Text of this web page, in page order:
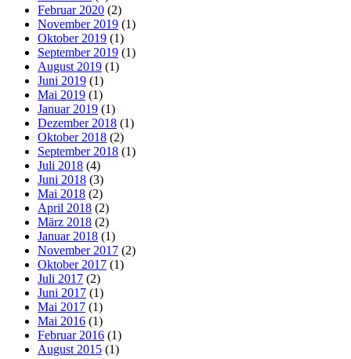
Februar 2020 (2)
November 2019 (1)
Oktober 2019 (1)
September 2019 (1)
August 2019 (1)
Juni 2019 (1)
Mai 2019 (1)
Januar 2019 (1)
Dezember 2018 (1)
Oktober 2018 (2)
September 2018 (1)
Juli 2018 (4)
Juni 2018 (3)
Mai 2018 (2)
April 2018 (2)
März 2018 (2)
Januar 2018 (1)
November 2017 (2)
Oktober 2017 (1)
Juli 2017 (2)
Juni 2017 (1)
Mai 2017 (1)
Mai 2016 (1)
Februar 2016 (1)
August 2015 (1)